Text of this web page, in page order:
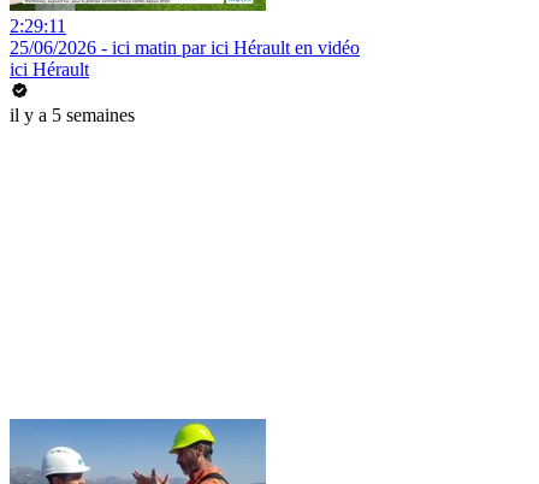
2:29:11
25/06/2026 - ici matin par ici Hérault en vidéo
ici Hérault
il y a 5 semaines